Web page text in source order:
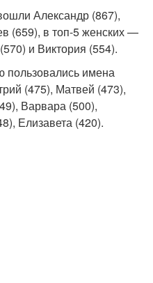
Александр (867),
(659), в топ-5 женских —
и Виктория (554).
пользовались имена
(475), Матвей (473),
Варвара (500),
Елизавета (420).